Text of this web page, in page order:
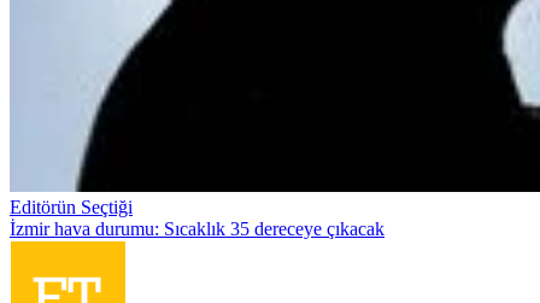
Editörün Seçtiği
İzmir hava durumu: Sıcaklık 35 dereceye çıkacak